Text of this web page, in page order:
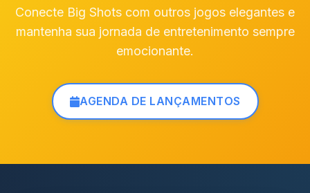
Conecte Big Shots com outros jogos elegantes e
mantenha sua jornada de entretenimento sempre
emocionante.
AGENDA DE LANÇAMENTOS